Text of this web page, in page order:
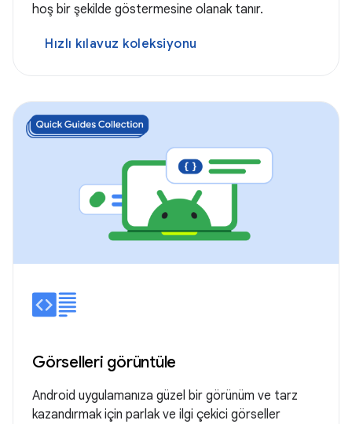
hoş bir şekilde göstermesine olanak tanır.
Hızlı kılavuz koleksiyonu
Görselleri görüntüle
Android uygulamanıza güzel bir görünüm ve tarz
kazandırmak için parlak ve ilgi çekici görseller